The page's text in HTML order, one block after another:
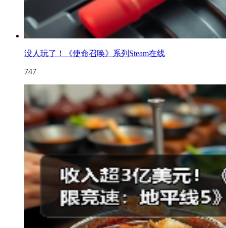
没人玩了！《使命召唤》系列Steam在线
747